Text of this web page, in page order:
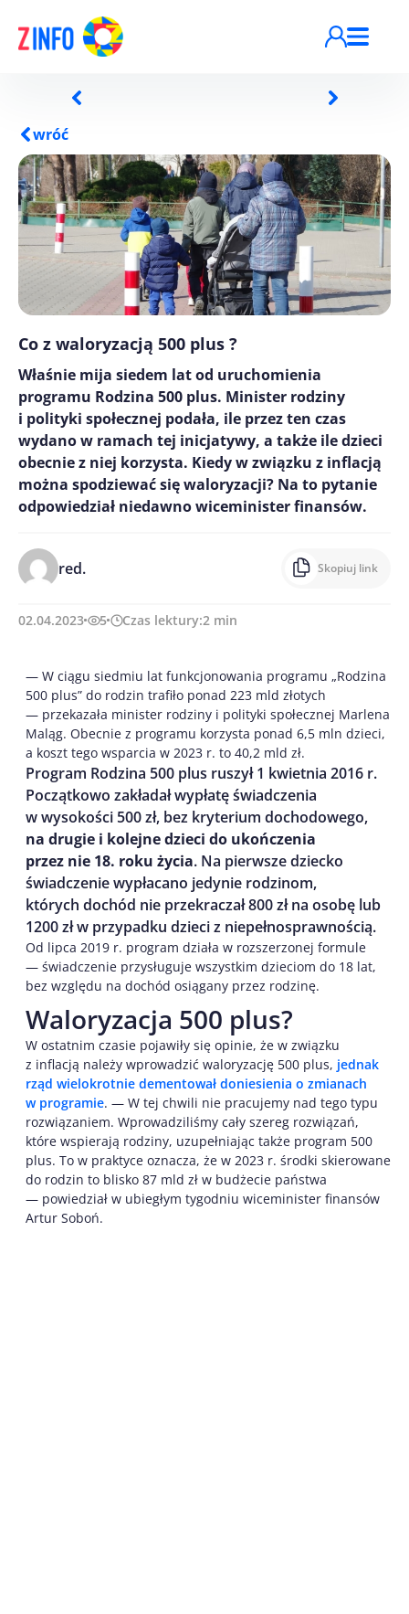
wróć
Co z waloryzacją 500 plus ?
Właśnie mija siedem lat od uruchomienia
programu Rodzina 500 plus. Minister rodziny
i polityki społecznej podała, ile przez ten czas
wydano w ramach tej inicjatywy, a także ile dzieci
obecnie z niej korzysta. Kiedy w związku z inflacją
można spodziewać się waloryzacji? Na to pytanie
odpowiedział niedawno wiceminister finansów.
red. Skopiuj link
02.04.2023 5 Czas lektury:2 min
— W ciągu siedmiu lat funkcjonowania programu „Rodzina
500 plus” do rodzin trafiło ponad 223 mld złotych
— przekazała minister rodziny i polityki społecznej Marlena
Maląg. Obecnie z programu korzysta ponad 6,5 mln dzieci,
a koszt tego wsparcia w 2023 r. to 40,2 mld zł.
Program Rodzina 500 plus ruszył 1 kwietnia 2016 r.
Początkowo zakładał wypłatę świadczenia
w wysokości 500 zł, bez kryterium dochodowego,
na drugie i kolejne dzieci do ukończenia
przez nie 18. roku życia. Na pierwsze dziecko
świadczenie wypłacano jedynie rodzinom,
których dochód nie przekraczał 800 zł na osobę lub
1200 zł w przypadku dzieci z niepełnosprawnością.
Od lipca 2019 r. program działa w rozszerzonej formule
— świadczenie przysługuje wszystkim dzieciom do 18 lat,
bez względu na dochód osiągany przez rodzinę.
Waloryzacja 500 plus?
W ostatnim czasie pojawiły się opinie, że w związku
z inflacją należy wprowadzić waloryzację 500 plus, jednak
rząd wielokrotnie dementował doniesienia o zmianach
w programie. — W tej chwili nie pracujemy nad tego typu
rozwiązaniem. Wprowadziliśmy cały szereg rozwiązań,
które wspierają rodziny, uzupełniając także program 500
plus. To w praktyce oznacza, że w 2023 r. środki skierowane
do rodzin to blisko 87 mld zł w budżecie państwa
— powiedział w ubiegłym tygodniu wiceminister finansów
Artur Soboń.